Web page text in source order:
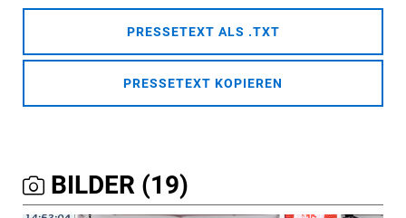
PRESSETEXT ALS .TXT
PRESSETEXT KOPIEREN
BILDER (19)